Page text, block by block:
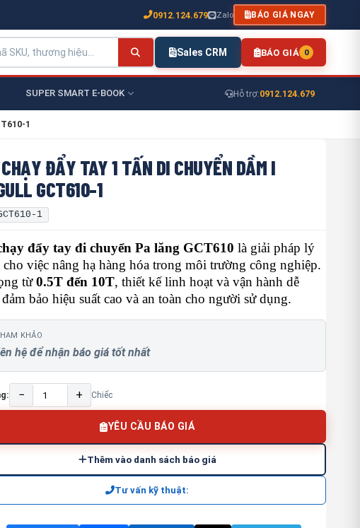
0912.124.679 Zalo BÁO GIÁ NGAY
Sales CRM BÁO GIÁ 0
SUPER SMART E-BOOK Hỗ trợ:0912.124.679
1
ĐẨY TAY 1 TẤN DI CHUYỂN DẦM I
GCT610-1
1
đẩy tay đi chuyển Pa lăng GCT610 là giải pháp lý
việc nâng hạ hàng hóa trong môi trường công nghiệp.
từ0.5T đến 10T, thiết kế linh hoạt và vận hành dễ
bảo hiệu suất cao và an toàn cho người sử dụng.
KHẢO
hệ để nhận báo giá tốt nhất
− + Chiếc
YÊU CẦU BÁO GIÁ
Thêm vào danh sách báo giá
Tư vấn kỹ thuật: